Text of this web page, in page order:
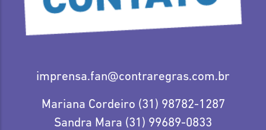
imprensa.fan@contraregras.com.br
Mariana Cordeiro (31) 98782-1287
Sandra Mara (31) 99689-0833